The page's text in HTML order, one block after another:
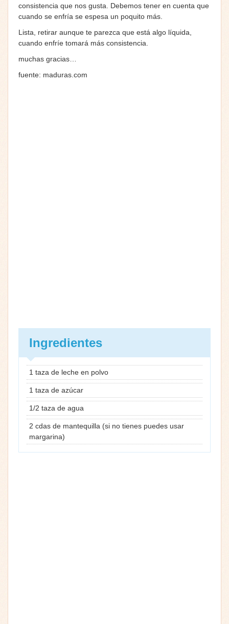
consistencia que nos gusta. Debemos tener en cuenta que
cuando se enfría se espesa un poquito más.
Lista, retirar aunque te parezca que está algo líquida,
cuando enfríe tomará más consistencia.
muchas gracias…
fuente: maduras.com
Ingredientes
1 taza de leche en polvo
1 taza de azúcar
1/2 taza de agua
2 cdas de mantequilla (si no tienes puedes usar
margarina)